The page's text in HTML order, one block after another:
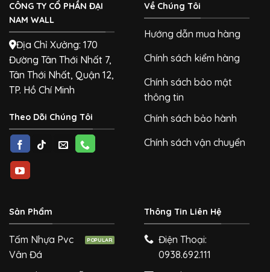
CÔNG TY CỔ PHẦN ĐẠI
NAM WALL
Địa Chỉ Xưởng: 170
Đường Tân Thới Nhất 7,
Tân Thới Nhất, Quận 12,
TP. Hồ Chí Minh
Theo Dõi Chúng Tôi
Về Chúng Tôi
Hướng dẫn mua hàng
Chính sách kiểm hàng
Chính sách bảo mật
thông tin
Chính sách bảo hành
Chính sách vận chuyển
Sản Phẩm
Tấm Nhựa Pvc
Vân Đá
Thông Tin Liên Hệ
Điện Thoại:
0938.692.111